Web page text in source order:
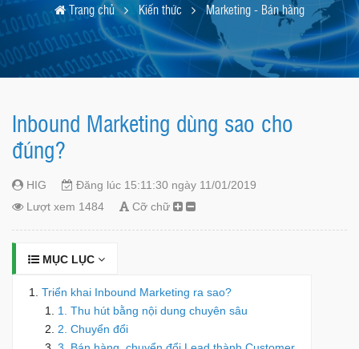
Trang chủ Kiến thức Marketing - Bán hàng
Inbound Marketing dùng sao cho
đúng?
HIG
Đăng lúc 15:11:30 ngày 11/01/2019
Lượt xem 1484
Cỡ chữ
MỤC LỤC
Triển khai Inbound Marketing ra sao?
1. Thu hút bằng nội dung chuyên sâu
2. Chuyển đổi